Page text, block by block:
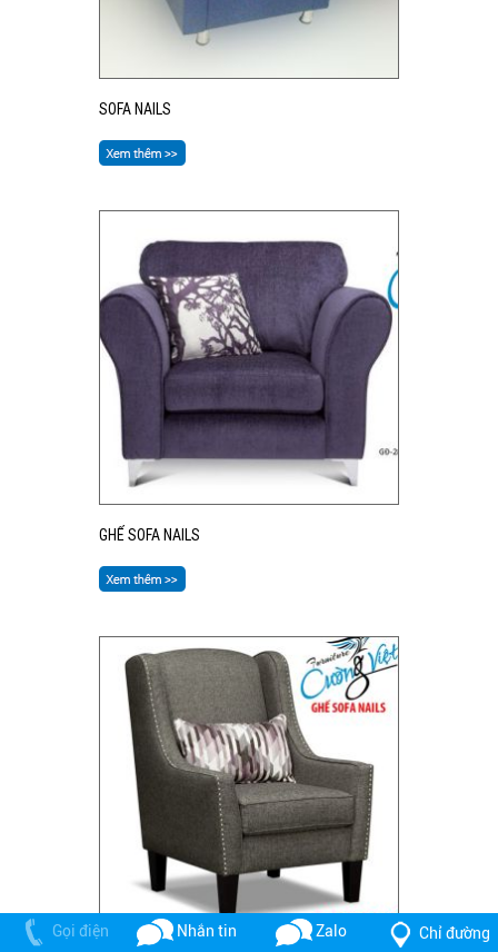
SOFA NAILS
GHẾ SOFA NAILS
Gọi điện Nhắn tin Chỉ đường
Zalo